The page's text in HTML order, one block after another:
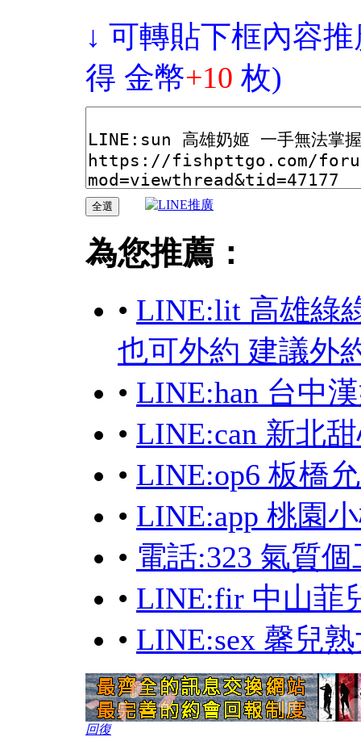
↓ 可轉貼下框內容
得 金幣+10 枚)
為您推薦：
• LINE:lit 高雄綠
也可外約 建議外
• LINE:han 台中
• LINE:can 新北
• LINE:op6 板橋
• LINE:app 桃園
• 電話:323 氣質
• LINE:fir 中山菲
• LINE:sex 馨兒
回復